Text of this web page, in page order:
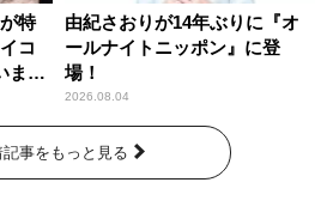
特
コ
まあ
由紀さおりが14年ぶりに『オ
ールナイトニッポン』に登
場！
2026.08.04
記事をもっと見る